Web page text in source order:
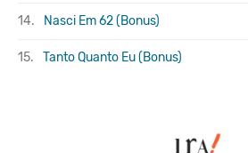
14. Nasci Em 62 (Bonus)
15. Tanto Quanto Eu (Bonus)